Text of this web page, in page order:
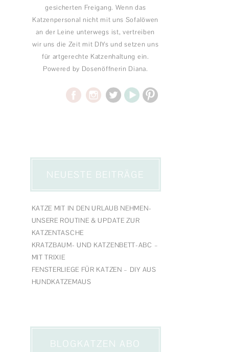
gesicherten Freigang. Wenn das
Katzenpersonal nicht mit uns Sofalöwen
an der Leine unterwegs ist, vertreiben
wir uns die Zeit mit DIYs und setzen uns
für artgerechte Katzenhaltung ein.
Powered by Dosenöffnerin Diana.
NEUESTE BEITRÄGE
KATZE MIT IN DEN URLAUB NEHMEN-
UNSERE ROUTINE & UPDATE ZUR
KATZENTASCHE
KRATZBAUM- UND KATZENBETT-ABC –
MIT TRIXIE
FENSTERLIEGE FÜR KATZEN – DIY AUS
HUNDKATZEMAUS
BLOGKATZEN ABO